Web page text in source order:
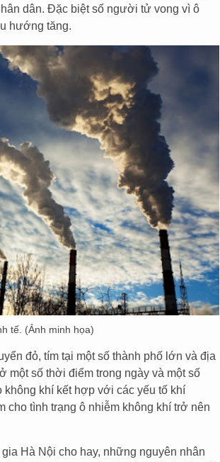
dân. Đặc biệt số người tử vong vì ô
hướng tăng.
tế. (Ảnh minh họa)
đỏ, tím tại một số thành phố lớn và địa
một số thời điểm trong ngày và một số
không khí kết hợp với các yếu tố khí
tình trạng ô nhiễm không khí trở nên
Hà Nội cho hay, những nguyên nhân